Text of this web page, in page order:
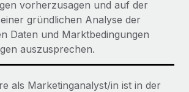
vorherzusagen und auf der
gründlichen Analyse der
Daten und Marktbedingungen
auszusprechen.
als Marketinganalyst/in ist in der